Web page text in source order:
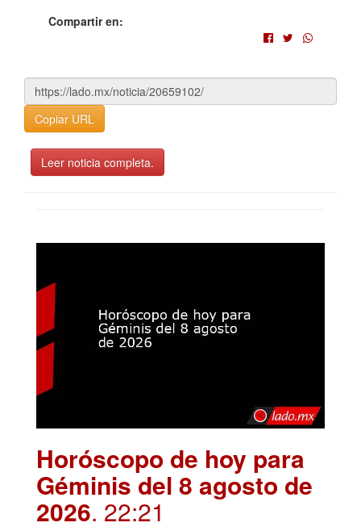
Compartir en:
Copiar URL
Leer noticia completa.
Horóscopo de hoy para
Géminis del 8 agosto de
2026. 22:21